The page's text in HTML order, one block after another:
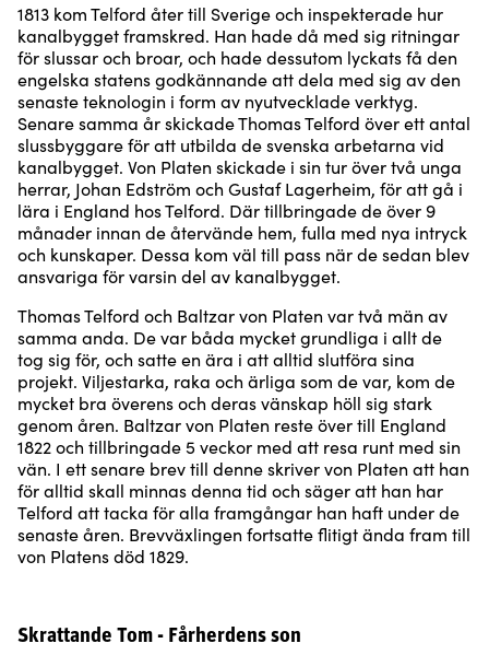
1813 kom Telford åter till Sverige och inspekterade hur
kanalbygget framskred. Han hade då med sig ritningar
för slussar och broar, och hade dessutom lyckats få den
engelska statens godkännande att dela med sig av den
senaste teknologin i form av nyutvecklade verktyg.
Senare samma år skickade Thomas Telford över ett antal
slussbyggare för att utbilda de svenska arbetarna vid
kanalbygget. Von Platen skickade i sin tur över två unga
herrar, Johan Edström och Gustaf Lagerheim, för att gå i
lära i England hos Telford. Där tillbringade de över 9
månader innan de återvände hem, fulla med nya intryck
och kunskaper. Dessa kom väl till pass när de sedan blev
ansvariga för varsin del av kanalbygget.
Thomas Telford och Baltzar von Platen var två män av
samma anda. De var båda mycket grundliga i allt de
tog sig för, och satte en ära i att alltid slutföra sina
projekt. Viljestarka, raka och ärliga som de var, kom de
mycket bra överens och deras vänskap höll sig stark
genom åren. Baltzar von Platen reste över till England
1822 och tillbringade 5 veckor med att resa runt med sin
vän. I ett senare brev till denne skriver von Platen att han
för alltid skall minnas denna tid och säger att han har
Telford att tacka för alla framgångar han haft under de
senaste åren. Brevväxlingen fortsatte flitigt ända fram till
von Platens död 1829.
Skrattande Tom - Fårherdens son